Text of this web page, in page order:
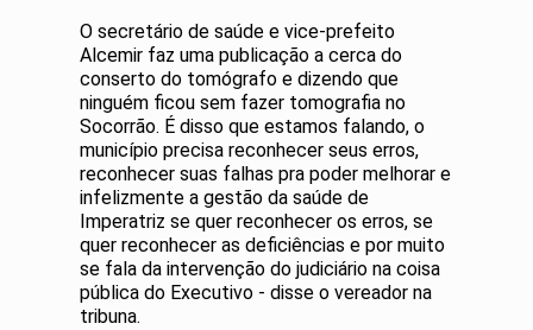
O secretário de saúde e vice-prefeito
Alcemir faz uma publicação a cerca do
conserto do tomógrafo e dizendo que
ninguém ficou sem fazer tomografia no
Socorrão. É disso que estamos falando, o
município precisa reconhecer seus erros,
reconhecer suas falhas pra poder melhorar e
infelizmente a gestão da saúde de
Imperatriz se quer reconhecer os erros, se
quer reconhecer as deficiências e por muito
se fala da intervenção do judiciário na coisa
pública do Executivo - disse o vereador na
tribuna.